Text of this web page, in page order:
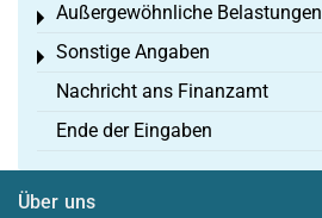
Außergewöhnliche Belastungen
Toggle menu
Sonstige Angaben
Toggle menu
Nachricht ans Finanzamt
Ende der Eingaben
Über uns